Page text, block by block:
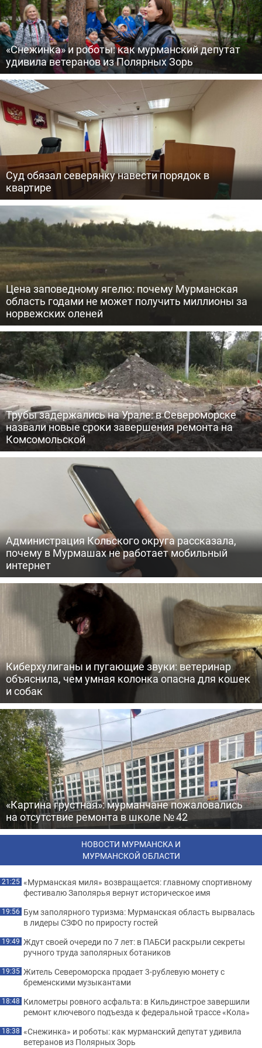
«Снежинка» и роботы: как мурманский депутат
удивила ветеранов из Полярных Зорь
Суд обязал северянку навести порядок в
квартире
Цена заповедному ягелю: почему Мурманская
область годами не может получить миллионы за
норвежских оленей
Трубы задержались на Урале: в Североморске
назвали новые сроки завершения ремонта на
Комсомольской
Администрация Кольского округа рассказала,
почему в Мурмашах не работает мобильный
интернет
Киберхулиганы и пугающие звуки: ветеринар
объяснила, чем умная колонка опасна для кошек
и собак
«Картина грустная»: мурманчане пожаловались
на отсутствие ремонта в школе № 42
НОВОСТИ МУРМАНСКА И
МУРМАНСКОЙ ОБЛАСТИ
21:25 «Мурманская миля» возвращается: главному спортивному
фестивалю Заполярья вернут историческое имя
19:56 Бум заполярного туризма: Мурманская область вырвалась
в лидеры СЗФО по приросту гостей
19:49 Ждут своей очереди по 7 лет: в ПАБСИ раскрыли секреты
ручного труда заполярных ботаников
19:35 Житель Североморска продает 3-рублевую монету с
бременскими музыкантами
18:48 Километры ровного асфальта: в Кильдинстрое завершили
ремонт ключевого подъезда к федеральной трассе «Кола»
18:38 «Снежинка» и роботы: как мурманский депутат удивила
ветеранов из Полярных Зорь